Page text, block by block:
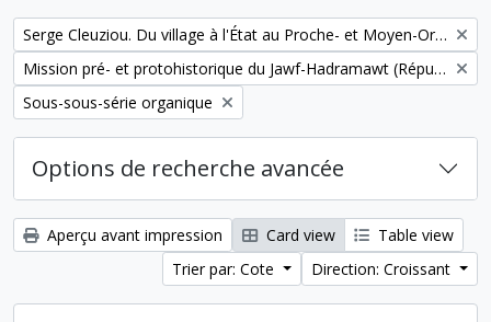
Remove filter:
Serge Cleuziou. Du village à l'État au Proche- et Moyen-Orient
Remove filter:
Mission pré- et protohistorique du Jawf-Hadramawt (République du Yémen)
Remove filter:
Sous-sous-série organique
Options de recherche avancée
Aperçu avant impression Card view
Table view
Trier par: Cote
Direction: Croissant